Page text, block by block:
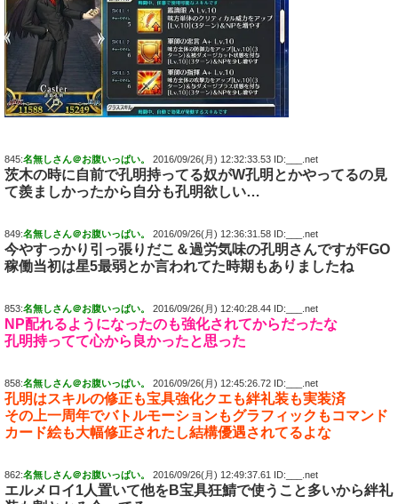
845:名無しさん＠お腹いっぱい。 2016/09/26(月) 12:32:33.53 ID:___.net
茨木の時に自前で孔明持ってる奴がW孔明とかやってるの見
て羨ましかったから自分も孔明欲しい…
849:名無しさん＠お腹いっぱい。 2016/09/26(月) 12:36:31.58 ID:___.net
今やすっかり引っ張りだこ＆過労気味の孔明さんですがFGO
稼働当初は星5最弱とか言われてた時期もありましたね
853:名無しさん＠お腹いっぱい。 2016/09/26(月) 12:40:28.44 ID:___.net
NP配れるようになったのも強化されてからだったな
孔明持ってて心から良かったと思った
858:名無しさん＠お腹いっぱい。 2016/09/26(月) 12:45:26.72 ID:___.net
孔明はスキルの修正も宝具強化クエも絆礼装も実装済
その上一周年でバトルモーションもグラフィックもコマンド
カード絵も大幅修正されたし結構優遇されてるよな
862:名無しさん＠お腹いっぱい。 2016/09/26(月) 12:49:37.61 ID:___.net
エルメロイ1人置いて他をB宝具狂鯖で使うこと多いから絆礼